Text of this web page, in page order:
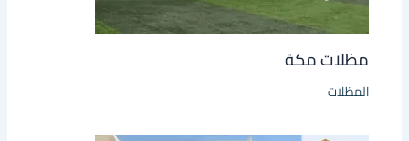
مظلات مكة
المظلات